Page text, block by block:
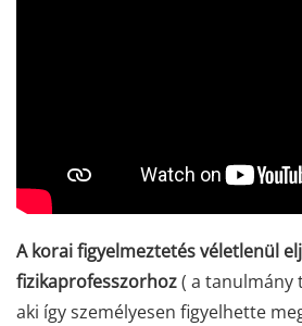
A korai figyelmeztetés véletlenül
fizikaprofesszorhoz( a tanulmány
aki így személyesen figyelhette